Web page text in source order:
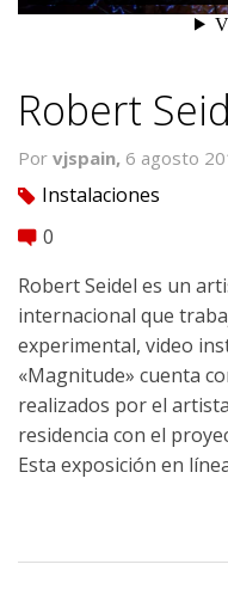
Robert
Por vjspain, 6 agosto
tag Instalaciones
comment 0
Robert Seidel es un
internacional que
experimental, video
«Magnitude» cuenta
realizados por el
residencia con el
Esta exposición en